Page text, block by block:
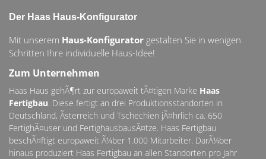
Der Haas Haus-Konfigurator
Mit unserem Haus-Konfigurator gestalten Sie in wenigen
Schritten Ihre individuelle Haus-Idee!
Zum Unternehmen
Haas Haus gehÃ¶rt zur europaweit tÃ¤tigen Marke Haas
Fertigbau. Diese fertigt an drei Produktionsstandorten in
Deutschland, Ãsterreich und Tschechien jÃ¤hrlich ca. 650
FertighÃ¤user und FertighausbausÃ¤tze. Haas Fertigbau
beschÃ¤ftigt europaweit Ã¼ber 1.000 Mitarbeiter. DarÃ¼ber
hinaus produziert Haas Fertigbau an allen Standorten pro Jahr